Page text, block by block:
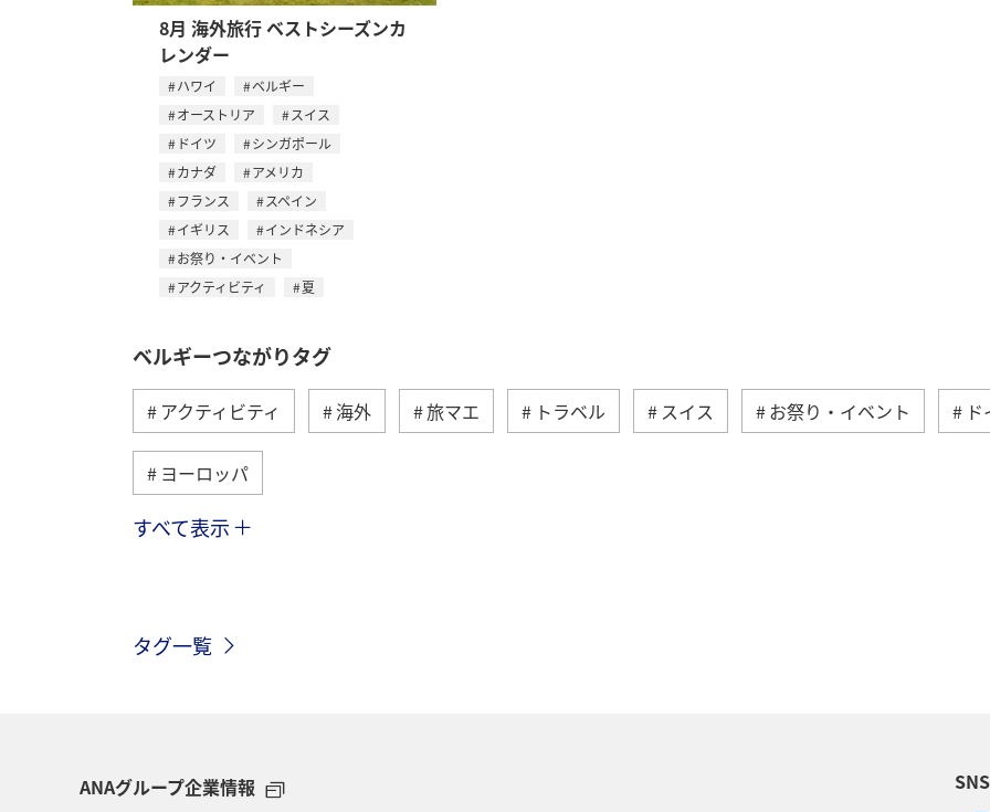
8月 海外旅行 ベストシーズンカ
レンダー
ハワイ
ベルギー
オーストリア
スイス
ドイツ
シンガポール
カナダ
アメリカ
フランス
スペイン
イギリス
インドネシア
お祭り・イベント
アクティビティ
夏
ベルギーつながりタグ
アクティビティ 海外 旅マエ トラベル スイス お祭り・イベント
ヨーロッパ
オーストリア
イタリア
すべて表示
タグ一覧
ANAグループ企業情報